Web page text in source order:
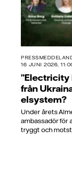
16 JUNI 2026,
”Electricity
från
elsystem?
Under årets
ambassadör för
tryggt och